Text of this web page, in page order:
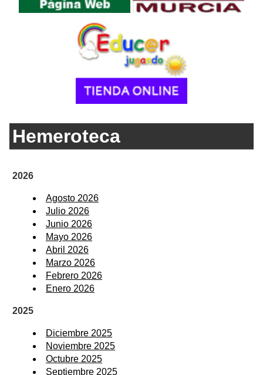
Hemeroteca
2026
Agosto 2026
Julio 2026
Junio 2026
Mayo 2026
Abril 2026
Marzo 2026
Febrero 2026
Enero 2026
2025
Diciembre 2025
Noviembre 2025
Octubre 2025
Septiembre 2025